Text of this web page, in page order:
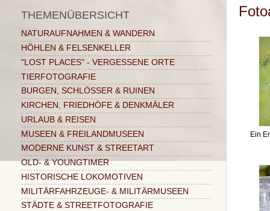
Ein
THEMENÜBERSICHT
NATURAUFNAHMEN & WANDERN
HÖHLEN & FELSENKELLER
"LOST PLACES" - VERGESSENE ORTE
TIERFOTOGRAFIE
BURGEN, SCHLÖSSER & RUINEN
KIRCHEN, FRIEDHÖFE & DENKMÄLER
URLAUB & REISEN
MUSEEN & FREILANDMUSEEN
MODERNE KUNST & STREETART
OLD- & YOUNGTIMER
HISTORISCHE LOKOMOTIVEN
MILITÄRFAHRZEUGE- & MILITÄRMUSEEN
STÄDTE & STREETFOTOGRAFIE